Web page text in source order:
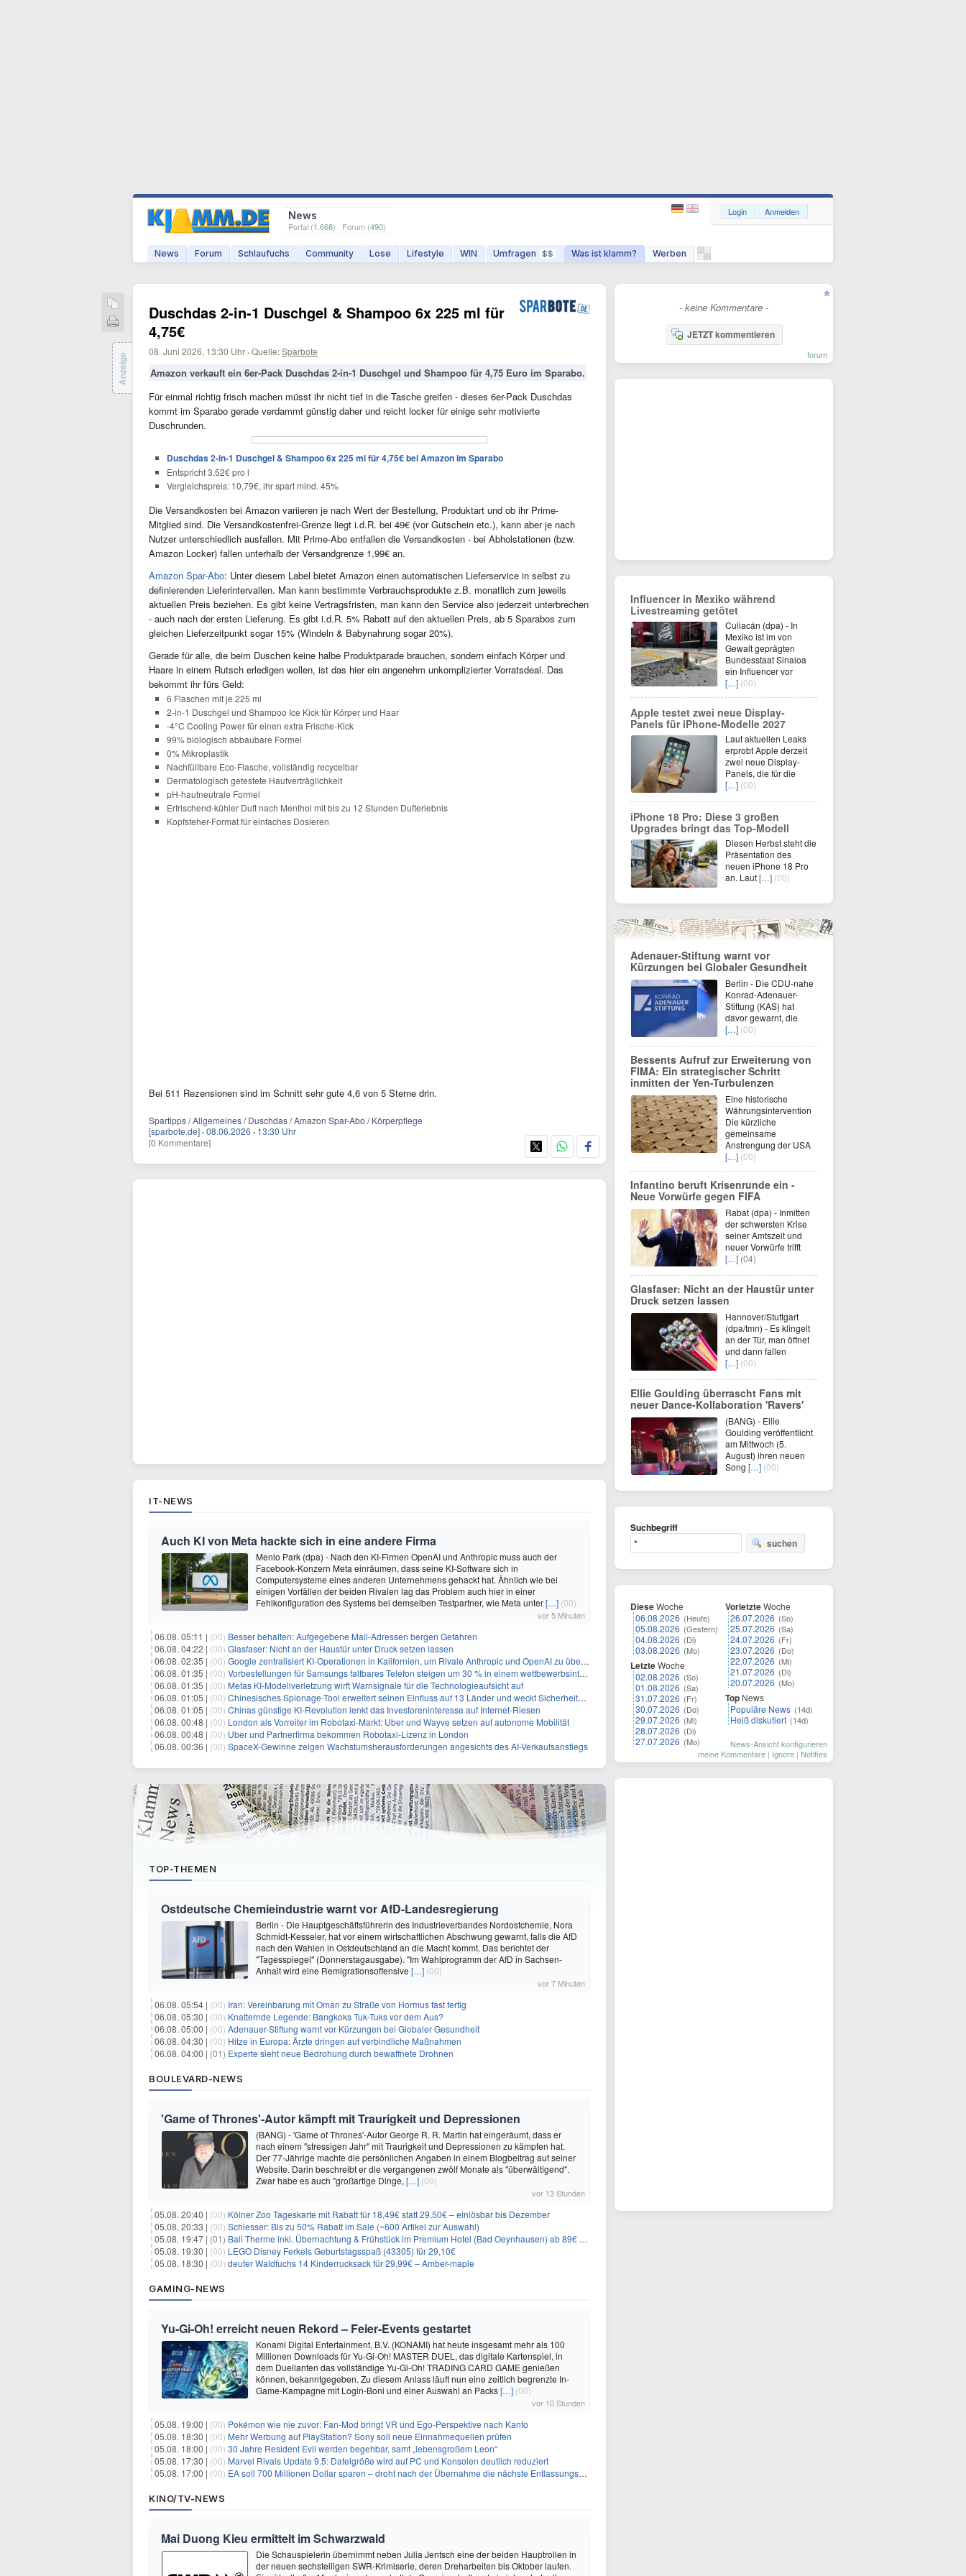
News
Portal (1.668) · Forum (490)
News Forum Schlaufuchs Community Lose Lifestyle WIN Umfragen $$ Was ist klamm? Werben
Login Anmelden
Duschdas 2-in-1 Duschgel & Shampoo 6x 225 ml für
4,75€
08. Juni 2026, 13:30 Uhr ·Quelle:Sparbote
Amazon verkauft ein 6er-Pack Duschdas 2-in-1 Duschgel und Shampoo für 4,75 Euro im Sparabo.
Für einmal richtig frisch machen müsst ihr nicht tief in die Tasche greifen - dieses 6er-Pack Duschdas
kommt im Sparabo gerade verdammt günstig daher und reicht locker für einige sehr motivierte
Duschrunden.
Duschdas 2-in-1 Duschgel & Shampoo 6x 225 ml für 4,75€ bei Amazon im Sparabo
Entspricht 3,52€ pro l
Vergleichspreis: 10,79€, ihr spart mind. 45%
Die Versandkosten bei Amazon variieren je nach Wert der Bestellung, Produktart und ob ihr Prime-
Mitglied sind. Die Versandkostenfrei-Grenze liegt i.d.R. bei 49€ (vor Gutschein etc.), kann aber je nach
Nutzer unterschiedlich ausfallen. Mit Prime-Abo entfallen die Versandkosten - bei Abholstationen (bzw.
Amazon Locker) fallen unterhalb der Versandgrenze 1,99€ an.
Amazon Spar-Abo: Unter diesem Label bietet Amazon einen automatischen Lieferservice in selbst zu
definierenden Lieferintervallen. Man kann bestimmte Verbrauchsprodukte z.B. monatlich zum jeweils
aktuellen Preis beziehen. Es gibt keine Vertragsfristen, man kann den Service also jederzeit unterbrechen
- auch nach der ersten Lieferung. Es gibt i.d.R. 5% Rabatt auf den aktuellen Preis, ab 5 Sparabos zum
gleichen Lieferzeitpunkt sogar 15% (Windeln & Babynahrung sogar 20%).
Gerade für alle, die beim Duschen keine halbe Produktparade brauchen, sondern einfach Körper und
Haare in einem Rutsch erledigen wollen, ist das hier ein angenehm unkomplizierter Vorratsdeal. Das
bekommt ihr fürs Geld:
6 Flaschen mit je 225 ml
2-in-1 Duschgel und Shampoo Ice Kick für Körper und Haar
-4°C Cooling Power für einen extra Frische-Kick
99% biologisch abbaubare Formel
0% Mikroplastik
Nachfüllbare Eco-Flasche, vollständig recycelbar
Dermatologisch getestete Hautverträglichkeit
pH-hautneutrale Formel
Erfrischend-kühler Duft nach Menthol mit bis zu 12 Stunden Dufterlebnis
Kopfsteher-Format für einfaches Dosieren
Bei 511 Rezensionen sind im Schnitt sehr gute 4,6 von 5 Sterne drin.
Spartipps / Allgemeines / Duschdas / Amazon Spar-Abo / Körperpflege
[sparbote.de] ·08.06.2026 · 13:30 Uhr
[0 Kommentare]
Anzeige
IT-NEWS
Auch KI von Meta hackte sich in eine andere Firma
Menlo Park (dpa) - Nach den KI-Firmen OpenAI und Anthropic muss auch der
Facebook-Konzern Meta einräumen, dass seine KI-Software sich in
Computersysteme eines anderen Unternehmens gehackt hat. Ähnlich wie bei
einigen Vorfällen der beiden Rivalen lag das Problem auch hier in einer
Fehlkonfiguration des Systems bei demselben Testpartner, wie Meta unter[…] (00)
vor 5 Minuten
06.08. 05:11 | (00) Besser behalten: Aufgegebene Mail-Adressen bergen Gefahren
06.08. 04:22 | (00) Glasfaser: Nicht an der Haustür unter Druck setzen lassen
06.08. 02:35 | (00) Google zentralisiert KI-Operationen in Kalifornien, um Rivale Anthropic und OpenAI zu überholen
06.08. 01:35 | (00) Vorbestellungen für Samsungs faltbares Telefon steigen um 30 % in einem wettbewerbsintensiven Markt
06.08. 01:35 | (00) Metas KI-Modellverletzung wirft Warnsignale für die Technologieaufsicht auf
06.08. 01:05 | (00) Chinesisches Spionage-Tool erweitert seinen Einfluss auf 13 Länder und weckt Sicherheitsbedenken
06.08. 01:05 | (00) Chinas günstige KI-Revolution lenkt das Investoreninteresse auf Internet-Riesen
06.08. 00:48 | (00) London als Vorreiter im Robotaxi-Markt: Uber und Wayve setzen auf autonome Mobilität
06.08. 00:48 | (00) Uber und Partnerfirma bekommen Robotaxi-Lizenz in London
06.08. 00:36 | (00) SpaceX-Gewinne zeigen Wachstumsherausforderungen angesichts des AI-Verkaufsanstiegs
TOP-THEMEN
Ostdeutsche Chemieindustrie warnt vor AfD-Landesregierung
Berlin - Die Hauptgeschäftsführerin des Industrieverbandes Nordostchemie, Nora
Schmidt-Kesseler, hat vor einem wirtschaftlichen Abschwung gewarnt, falls die AfD
nach den Wahlen in Ostdeutschland an die Macht kommt. Das berichtet der
"Tagesspiegel" (Donnerstagausgabe). "Im Wahlprogramm der AfD in Sachsen-
Anhalt wird eine Remigrationsoffensive […] (00)
vor 7 Minuten
06.08. 05:54 | (00) Iran: Vereinbarung mit Oman zu Straße von Hormus fast fertig
06.08. 05:30 | (00) Knatternde Legende: Bangkoks Tuk-Tuks vor dem Aus?
06.08. 05:00 | (00) Adenauer-Stiftung warnt vor Kürzungen bei Globaler Gesundheit
06.08. 04:30 | (00) Hitze in Europa: Ärzte dringen auf verbindliche Maßnahmen
06.08. 04:00 | (01) Experte sieht neue Bedrohung durch bewaffnete Drohnen
BOULEVARD-NEWS
'Game of Thrones'-Autor kämpft mit Traurigkeit und Depressionen
(BANG) - 'Game of Thrones'-Autor George R. R. Martin hat eingeräumt, dass er
nach einem "stressigen Jahr" mit Traurigkeit und Depressionen zu kämpfen hat.
Der 77-Jährige machte die persönlichen Angaben in einem Blogbeitrag auf seiner
Website. Darin beschreibt er die vergangenen zwölf Monate als "überwältigend".
Zwar habe es auch "großartige Dinge, […] (00)
vor 13 Stunden
05.08. 20:40 | (00) Kölner Zoo Tageskarte mit Rabatt für 18,49€ statt 29,50€ – einlösbar bis Dezember
05.08. 20:33 | (00) Schiesser: Bis zu 50% Rabatt im Sale (~600 Artikel zur Auswahl)
05.08. 19:47 | (01) Bali Therme inkl. Übernachtung & Frühstück im Premium Hotel (Bad Oeynhausen) ab 89€ p.P.
05.08. 19:30 | (00) LEGO Disney Ferkels Geburtstagsspaß (43305) für 29,10€
05.08. 18:30 | (00) deuter Waldfuchs 14 Kinderrucksack für 29,99€ – Amber-maple
GAMING-NEWS
Yu‑Gi‑Oh! erreicht neuen Rekord – Feier‑Events gestartet
Konami Digital Entertainment, B.V. (KONAMI) hat heute insgesamt mehr als 100
Millionen Downloads für Yu-Gi-Oh! MASTER DUEL, das digitale Kartenspiel, in
dem Duellanten das vollständige Yu-Gi-Oh! TRADING CARD GAME genießen
können, bekanntgegeben. Zu diesem Anlass läuft nun eine zeitlich begrenzte In-
Game-Kampagne mit Login-Boni und einer Auswahl an Packs[…] (00)
vor 10 Stunden
05.08. 19:00 | (00) Pokémon wie nie zuvor: Fan-Mod bringt VR und Ego-Perspektive nach Kanto
05.08. 18:30 | (00) Mehr Werbung auf PlayStation? Sony soll neue Einnahmequellen prüfen
05.08. 18:00 | (00) 30 Jahre Resident Evil werden begehbar, samt „lebensgroßem Leon“
05.08. 17:30 | (00) Marvel Rivals Update 9.5: Dateigröße wird auf PC und Konsolen deutlich reduziert
05.08. 17:00 | (00) EA soll 700 Millionen Dollar sparen – droht nach der Übernahme die nächste Entlassungswelle?
KINO/TV-NEWS
Mai Duong Kieu ermittelt im Schwarzwald
Die Schauspielerin übernimmt neben Julia Jentsch eine der beiden Hauptrollen in
der neuen sechsteiligen SWR-Krimiserie, deren Dreharbeiten bis Oktober laufen.
- keine Kommentare -
JETZT kommentieren
forum
Influencer in Mexiko während
Livestreaming getötet
Culiacán (dpa) - In
Mexiko ist im von
Gewalt geprägten
Bundesstaat Sinaloa
ein Influencer vor
[…] (00)
Apple testet zwei neue Display-
Panels für iPhone-Modelle 2027
Laut aktuellen Leaks
erprobt Apple derzeit
zwei neue Display-
Panels, die für die
[…] (00)
iPhone 18 Pro: Diese 3 großen
Upgrades bringt das Top-Modell
Diesen Herbst steht die
Präsentation des
neuen iPhone 18 Pro
an. Laut[…] (00)
Adenauer-Stiftung warnt vor
Kürzungen bei Globaler Gesundheit
Berlin - Die CDU-nahe
Konrad-Adenauer-
Stiftung (KAS) hat
davor gewarnt, die
[…] (00)
Bessents Aufruf zur Erweiterung von
FIMA: Ein strategischer Schritt
inmitten der Yen-Turbulenzen
Eine historische
Währungsintervention
Die kürzliche
gemeinsame
Anstrengung der USA
[…] (00)
Infantino beruft Krisenrunde ein -
Neue Vorwürfe gegen FIFA
Rabat (dpa) - Inmitten
der schwersten Krise
seiner Amtszeit und
neuer Vorwürfe trifft
[…] (04)
Glasfaser: Nicht an der Haustür unter
Druck setzen lassen
Hannover/Stuttgart
(dpa/tmn) - Es klingelt
an der Tür, man öffnet
und dann fallen
[…] (00)
Ellie Goulding überrascht Fans mit
neuer Dance-Kollaboration 'Ravers'
(BANG) - Ellie
Goulding veröffentlicht
am Mittwoch (5.
August) ihren neuen
Song […] (00)
Suchbegriff
suchen
DieseWoche
06.08.2026 (Heute)
05.08.2026 (Gestern)
04.08.2026 (Di)
03.08.2026 (Mo)
LetzteWoche
02.08.2026 (So)
01.08.2026 (Sa)
31.07.2026 (Fr)
30.07.2026 (Do)
29.07.2026 (Mi)
28.07.2026 (Di)
27.07.2026 (Mo)
VorletzteWoche
26.07.2026 (So)
25.07.2026 (Sa)
24.07.2026 (Fr)
23.07.2026 (Do)
22.07.2026 (Mi)
21.07.2026 (Di)
20.07.2026 (Mo)
Top News
Populäre News (14d)
Heiß diskutiert (14d)
News-Ansicht konfigurieren
meine Kommentare | Ignore | Notifies